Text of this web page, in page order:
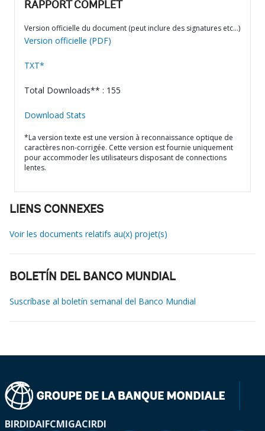
RAPPORT COMPLET
Version officielle du document (peut inclure des signatures etc…)
Version officielle (PDF)
TXT*
Total Downloads** : 155
Download Stats
*La version texte est une version à reconnaissance optique de
caractères non-corrigée. Cette version est fournie uniquement
pour accommoder les utilisateurs disposant de connections
lentes.
LIENS CONNEXES
Voir les documents relatifs au(x) projet(s)
BOLETÍN DEL BANCO MUNDIAL
Suscríbase al boletín semanal del Banco Mundial
BIRDIDAIFCMIGACIRDI